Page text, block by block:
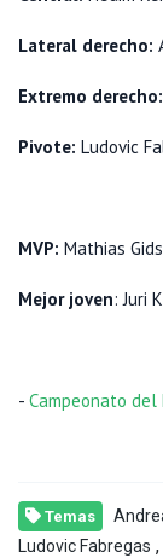
Lateral derecho:
Extremo derecho:
Pivote: Ludovic
MVP: Mathias
Mejor joven: Juri
- Campeonato del
Temas
Ludovic Fabregas ,